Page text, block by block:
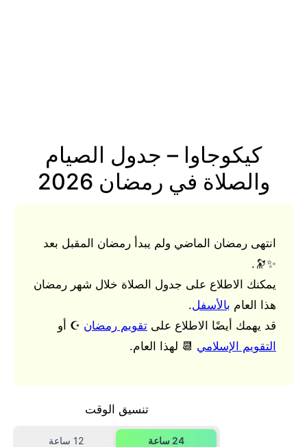
كيكوجاوا – جدول الصيام
والصلاة في رمضان 2026
انتهى رمضان الماضي ولم يبدأ رمضان المقبل بعد
✨🔭.
يمكنك الاطلاع على جدول الصلاة خلال شهر رمضان
هذا العام بالأسفل.
قد يهمك أيضًا الاطلاع على تقويم رمضان ☪️ أو
التقويم الإسلامي 📆 لهذا العام.
تنسيق الوقت
24 ساعة 12 ساعة